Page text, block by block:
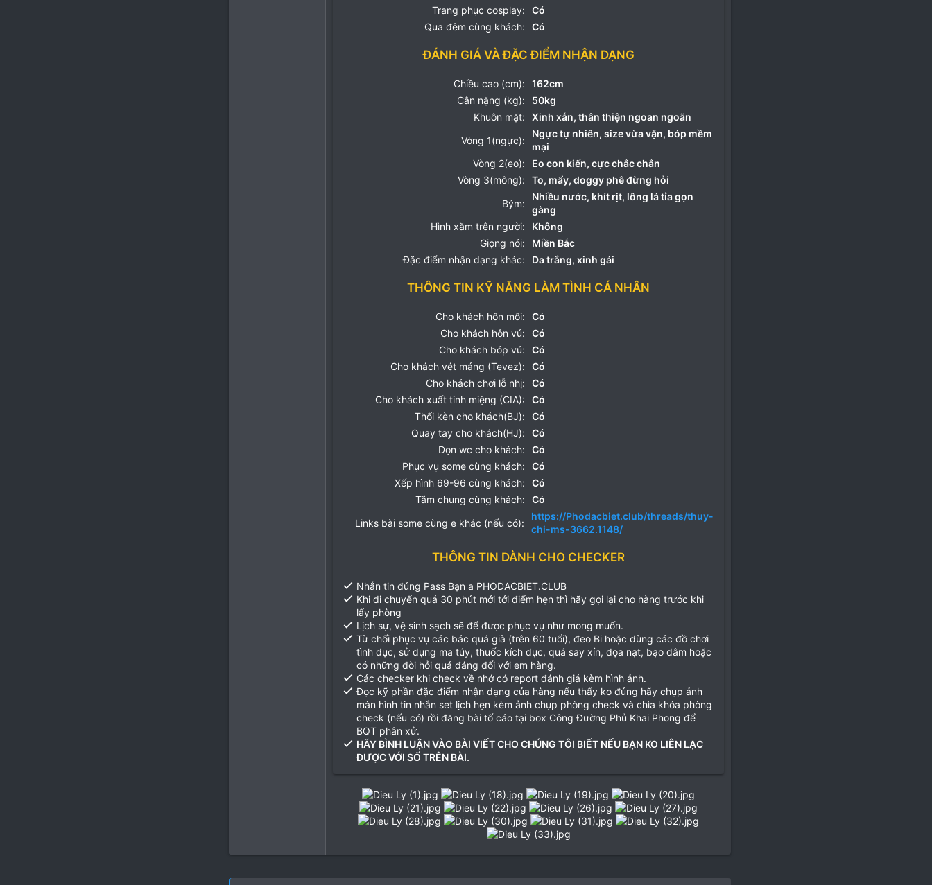
Trang phục cosplay:
Có
Qua đêm cùng khách:
Có
ĐÁNH GIÁ VÀ ĐẶC ĐIỂM NHẬN DẠNG
Chiều cao (cm):
162cm
Cân nặng (kg):
50kg
Khuôn mặt:
Xinh xắn, thân thiện ngoan ngoãn
Vòng 1(ngực):
Ngực tự nhiên, size vừa vặn, bóp mềm
mại
Vòng 2(eo):
Eo con kiến, cực chắc chắn
Vòng 3(mông):
To, mẩy, doggy phê đừng hỏi
Bým:
Nhiều nước, khít rịt, lông lá tỉa gọn
gàng
Hình xăm trên người:
Không
Giọng nói:
Miền Bắc
Đặc điểm nhận dạng khác:
Da trắng, xinh gái
THÔNG TIN KỸ NĂNG LÀM TÌNH CÁ NHÂN
Cho khách hôn môi:
Có
Cho khách hôn vú:
Có
Cho khách bóp vú:
Có
Cho khách vét máng (Tevez):
Có
Cho khách chơi lỗ nhị:
Có
Cho khách xuất tinh miệng (CIA):
Có
Thổi kèn cho khách(BJ):
Có
Quay tay cho khách(HJ):
Có
Dọn wc cho khách:
Có
Phục vụ some cùng khách:
Có
Xếp hình 69-96 cùng khách:
Có
Tắm chung cùng khách:
Có
Links bài some cùng e khác (nếu có):
https://Phodacbiet.club/threads/thuy-
chi-ms-3662.1148/
THÔNG TIN DÀNH CHO CHECKER
Nhắn tin đúng Pass Bạn a PHODACBIET.CLUB
Khi di chuyển quá 30 phút mới tới điểm hẹn thì hãy gọi lại cho hàng trước khi
lấy phòng
Lịch sự, vệ sinh sạch sẽ để được phục vụ như mong muốn.
Từ chối phục vụ các bác quá già (trên 60 tuổi), đeo Bi hoặc dùng các đồ chơi
tình dục, sử dụng ma túy, thuốc kích dục, quá say xỉn, dọa nạt, bạo dâm hoặc
có những đòi hỏi quá đáng đối với em hàng.
Các checker khi check về nhớ có report đánh giá kèm hình ảnh.
Đọc kỹ phần đặc điểm nhận dạng của hàng nếu thấy ko đúng hãy chụp ảnh
màn hình tin nhắn set lịch hẹn kèm ảnh chụp phòng check và chìa khóa phòng
check (nếu có) rồi đăng bài tố cáo tại box Công Đường Phủ Khai Phong để
BQT phân xử.
HÃY BÌNH LUẬN VÀO BÀI VIẾT CHO CHÚNG TÔI BIẾT NẾU BẠN KO LIÊN LẠC
ĐƯỢC VỚI SỐ TRÊN BÀI.